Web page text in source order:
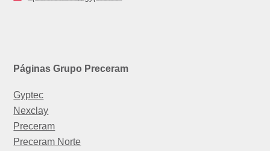
Páginas Grupo Preceram
Gyptec
Nexclay
Preceram
Preceram Norte